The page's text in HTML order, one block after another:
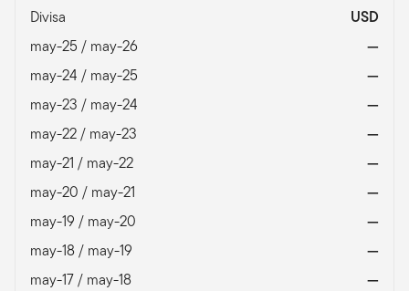
Divisa
USD
may-25 / may-26
—
may-24 / may-25
—
may-23 / may-24
—
may-22 / may-23
—
may-21 / may-22
—
may-20 / may-21
—
may-19 / may-20
—
may-18 / may-19
—
may-17 / may-18
—